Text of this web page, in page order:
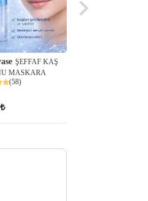
ŞEFFAF KAŞ
MASKARA
(58)
EXTENSION